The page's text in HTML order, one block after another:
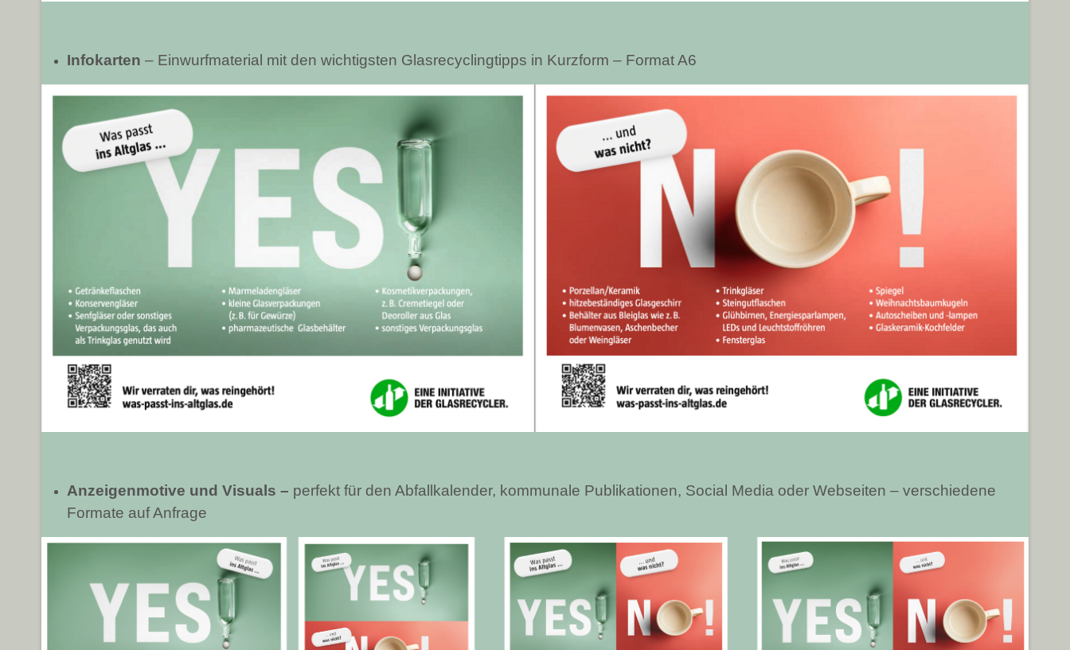
Infokarten – Einwurfmaterial mit den wichtigsten Glasrecyclingtipps in Kurzform – Format A6
Anzeigenmotive und Visuals – perfekt für den Abfallkalender, kommunale Publikationen, Social Media oder Webseiten – verschiedene
Formate auf Anfrage